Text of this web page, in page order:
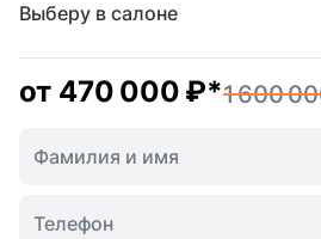
Выберу в салоне
от 470 000 ₽*1 600